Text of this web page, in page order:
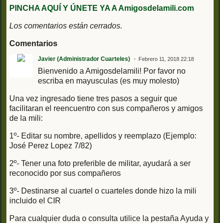
PINCHA AQUÍ Y ÚNETE YA A Amigosdelamili.com
Los comentarios están cerrados.
Comentarios
Javier (Administrador Cuarteles) Febrero 11, 2018 22:18
Bienvenido a Amigosdelamili! Por favor no
escriba en mayusculas (es muy molesto)
Una vez ingresado tiene tres pasos a seguir que
facilitaran el reencuentro con sus compañeros y amigos
de la mili:
1º- Editar su nombre, apellidos y reemplazo (Ejemplo:
José Perez Lopez 7/82)
2º- Tener una foto preferible de militar, ayudará a ser
reconocido por sus compañeros
3º- Destinarse al cuartel o cuarteles donde hizo la mili
incluido el CIR
Para cualquier duda o consulta utilice la pestaña Ayuda y